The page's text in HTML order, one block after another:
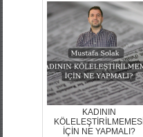
KADININ
KÖLELEŞTİRİLMEMESİ
İÇİN NE YAPMALI?